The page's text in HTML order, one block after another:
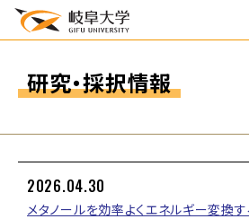
研究・採択情報
2026.04.30
メタノールを効率よくエネルギー変換